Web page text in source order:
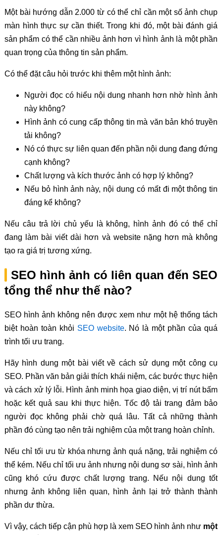
Một bài hướng dẫn 2.000 từ có thể chỉ cần một số ảnh chụp
màn hình thực sự cần thiết. Trong khi đó, một bài đánh giá
sản phẩm có thể cần nhiều ảnh hơn vì hình ảnh là một phần
quan trọng của thông tin sản phẩm.
Có thể đặt câu hỏi trước khi thêm một hình ảnh:
Người đọc có hiểu nội dung nhanh hơn nhờ hình ảnh
này không?
Hình ảnh có cung cấp thông tin mà văn bản khó truyền
tải không?
Nó có thực sự liên quan đến phần nội dung đang đứng
cạnh không?
Chất lượng và kích thước ảnh có hợp lý không?
Nếu bỏ hình ảnh này, nội dung có mất đi một thông tin
đáng kể không?
Nếu câu trả lời chủ yếu là không, hình ảnh đó có thể chỉ
đang làm bài viết dài hơn và website nặng hơn mà không
tạo ra giá trị tương xứng.
SEO hình ảnh có liên quan đến SEO
tổng thể như thế nào?
SEO hình ảnh không nên được xem như một hệ thống tách
biệt hoàn toàn khỏi SEO website. Nó là một phần của quá
trình tối ưu trang.
Hãy hình dung một bài viết về cách sử dụng một công cụ
SEO. Phần văn bản giải thích khái niệm, các bước thực hiện
và cách xử lý lỗi. Hình ảnh minh họa giao diện, vị trí nút bấm
hoặc kết quả sau khi thực hiện. Tốc độ tải trang đảm bảo
người đọc không phải chờ quá lâu. Tất cả những thành
phần đó cùng tạo nên trải nghiệm của một trang hoàn chỉnh.
Nếu chỉ tối ưu từ khóa nhưng ảnh quá nặng, trải nghiệm có
thể kém. Nếu chỉ tối ưu ảnh nhưng nội dung sơ sài, hình ảnh
cũng khó cứu được chất lượng trang. Nếu nội dung tốt
nhưng ảnh không liên quan, hình ảnh lại trở thành thành
phần dư thừa.
Vì vậy, cách tiếp cận phù hợp là xem SEO hình ảnh như một